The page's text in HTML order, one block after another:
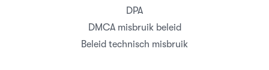
DPA
DMCA misbruik beleid
Beleid technisch misbruik